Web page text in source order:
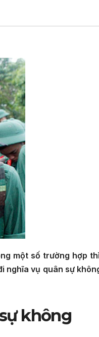
một số trường hợp
nghĩa vụ quân sự
không